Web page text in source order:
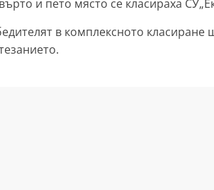
и пето място се класираха
в комплексното